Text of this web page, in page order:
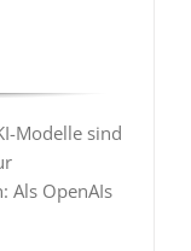
Modelle sind
Als OpenAIs